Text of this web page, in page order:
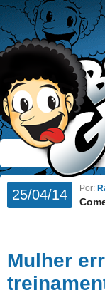
25/04/14 Por:
Mulher